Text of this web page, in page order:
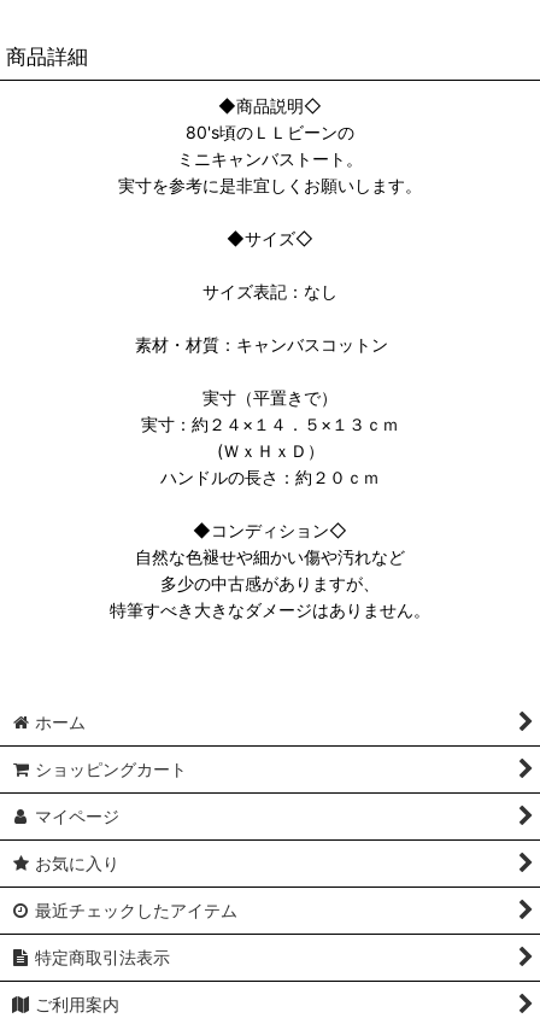
商品詳細
◆商品説明◇
80's頃のＬＬビーンの
ミニキャンバストート。
実寸を参考に是非宜しくお願いします。
◆サイズ◇
サイズ表記：なし
素材・材質：キャンバスコットン
実寸（平置きで）
実寸：約２４×１４．５×１３ｃｍ
(ＷｘＨｘＤ）
ハンドルの長さ：約２０ｃｍ
◆コンディション◇
自然な色褪せや細かい傷や汚れなど
多少の中古感がありますが、
特筆すべき大きなダメージはありません。
ホーム
ショッピングカート
マイページ
お気に入り
最近チェックしたアイテム
特定商取引法表示
ご利用案内